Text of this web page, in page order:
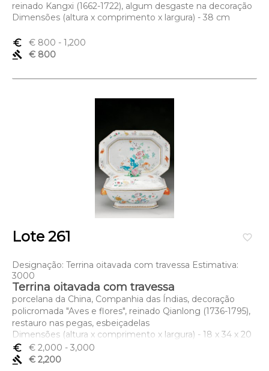
reinado Kangxi (1662-1722), algum desgaste na decoração
Dimensões (altura x comprimento x largura) - 38 cm
euro_symbol € 800 - 1,200
gavel
€ 800
favorite_border
Lote 261
Designação: Terrina oitavada com travessa Estimativa:
3000
Terrina oitavada com travessa
porcelana da China, Companhia das Índias, decoração
policromada "Aves e flores", reinado Qianlong (1736-1795),
restauro nas pegas, esbeiçadelas
Dimensões (altura x comprimento x largura) - 18 x 34 x 20
(terrina); 5,5 x 3 (travessa) cm
euro_symbol € 2,000 - 3,000
gavel
€ 2,200